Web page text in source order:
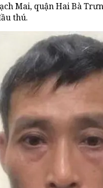
Mai, quận Hai Bà
thú.